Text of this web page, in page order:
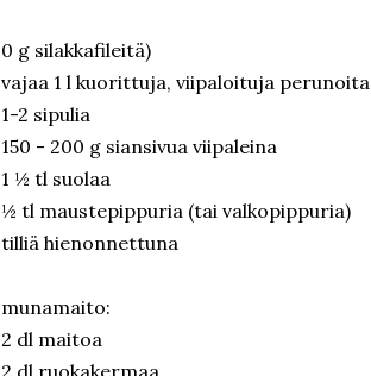
0 g silakkafileitä)
vajaa 1 l kuorittuja, viipaloituja perunoita
1-2 sipulia
150 - 200 g siansivua viipaleina
1 ½ tl suolaa
½ tl maustepippuria (tai valkopippuria)
tilliä hienonnettuna
munamaito:
2 dl maitoa
2 dl ruokakermaa